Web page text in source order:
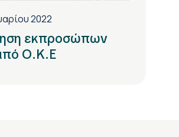
2022
εκπροσώπων
Ο.Κ.Ε